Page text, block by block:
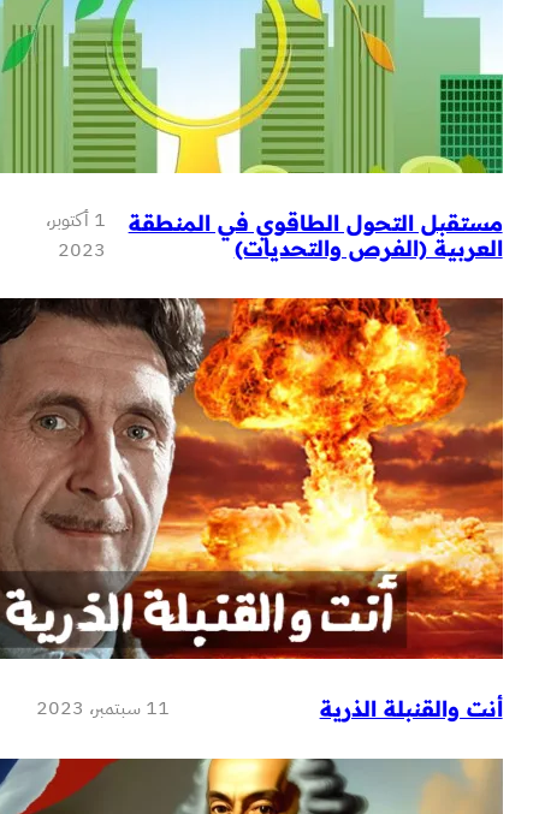
التحول الطاقوي في المنطقة
(الفرص والتحديات)
1 أكتوبر،
الذرية